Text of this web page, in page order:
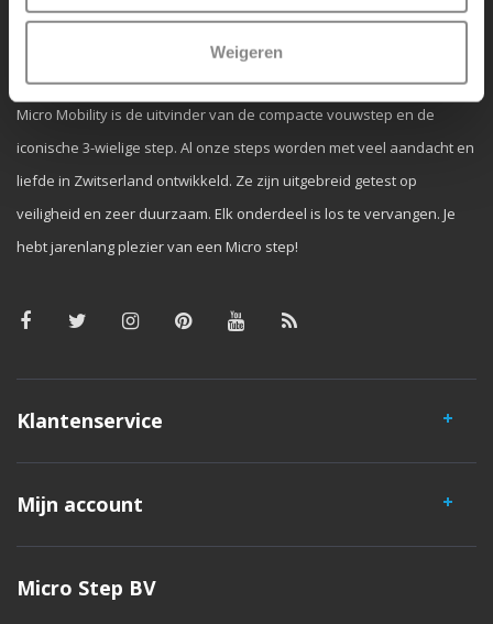
Weigeren
Waarom Micro Step?
Micro Mobility is de uitvinder van de compacte vouwstep en de
iconische 3-wielige step. Al onze steps worden met veel aandacht en
liefde in Zwitserland ontwikkeld. Ze zijn uitgebreid getest op
veiligheid en zeer duurzaam. Elk onderdeel is los te vervangen. Je
hebt jarenlang plezier van een Micro step!
Klantenservice
Mijn account
Micro Step BV